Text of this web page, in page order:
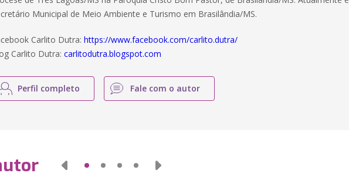
Municipal de Meio Ambiente e Turismo em Brasilândia/MS.
Carlito Dutra:https://www.facebook.com/carlito.dutra/
Carlito Dutra:carlitodutra.blogspot.com
Perfil completo Fale com o autor